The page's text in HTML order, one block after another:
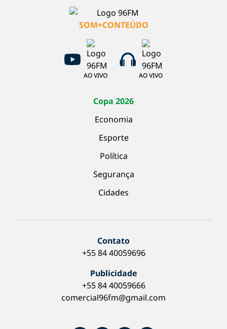
SOM+CONTEÚDO
AO VIVO AO VIVO
Copa 2026
Economia
Esporte
Política
Segurança
Cidades
Contato
+55 84 40059696
Publicidade
+55 84 40059666
comercial96fm@gmail.com